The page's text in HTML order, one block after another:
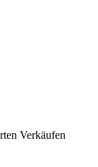
Verkäufen